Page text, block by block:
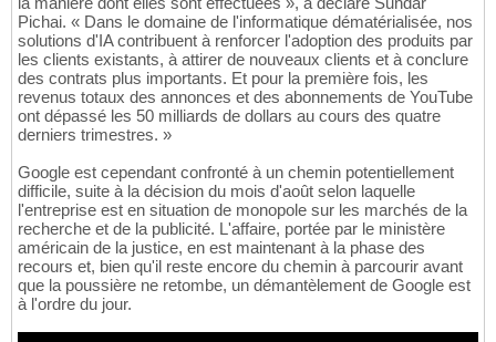
Pichai. « Dans le domaine de l'informatique dématérialisée, nos
solutions d'IA contribuent à renforcer l'adoption des produits par
les clients existants, à attirer de nouveaux clients et à conclure
des contrats plus importants. Et pour la première fois, les
revenus totaux des annonces et des abonnements de YouTube
ont dépassé les 50 milliards de dollars au cours des quatre
derniers trimestres. »
Google est cependant confronté à un chemin potentiellement
difficile, suite à la décision du mois d'août selon laquelle
l'entreprise est en situation de monopole sur les marchés de la
recherche et de la publicité. L'affaire, portée par le ministère
américain de la justice, en est maintenant à la phase des
recours et, bien qu'il reste encore du chemin à parcourir avant
que la poussière ne retombe, un démantèlement de Google est
à l'ordre du jour.